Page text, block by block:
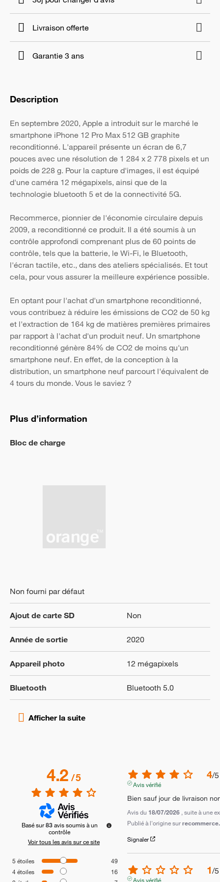
Livraison offerte
Garantie 3 ans
Description
En septembre 2020, Apple a introduit sur le marché le
smartphone iPhone 12 Pro Max 512 GB graphite
reconditionné. L'appareil présente un écran de 6,7
pouces avec une résolution de 1 284 x 2 778 pixels et un
poids de 228 g. Pour la capture d'images, il est équipé
d'une caméra 12 mégapixels, ainsi que de la
technologie bluetooth 5 et de la connectivité 5G.
Recommerce, pionnier de l'économie circulaire depuis
2009, a reconditionné ce produit. Il a été soumis à un
contrôle approfondi comprenant plus de 60 points de
contrôle, tels que la batterie, le Wi-Fi, le Bluetooth,
l'écran tactile, etc., dans des ateliers spécialisés. Et tout
cela, pour vous assurer la meilleure expérience possible.
En optant pour l'achat d'un smartphone reconditionné,
vous contribuez à réduire les émissions de CO2 de 50 kg
et l'extraction de 164 kg de matières premières primaires
par rapport à l'achat d'un produit neuf. Un smartphone
reconditionné génère 84% de CO2 de moins qu'un
smartphone neuf. En effet, de la conception à la
distribution, un smartphone neuf parcourt l'équivalent de
4 tours du monde. Vous le saviez ?
Plus d’information
Bloc de charge
Non fourni par défaut
Ajout de carte SD Non
Année de sortie 2020
Appareil photo 12 mégapixels
Bluetooth Bluetooth 5.0
4.2/5
Basé sur83 avis soumis à un
contrôle
Voir tous les avis sur ce site
5 étoiles
49
4étoiles
16
4/5
Avis vérifié
Bien sauf jour de livraison
Avis du 18/07/2026 , suite à une
Publié à l'origine sur
Signaler
1/5
Avis vérifié